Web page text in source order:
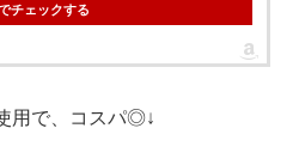
チェックする
用で、コスパ◎↓